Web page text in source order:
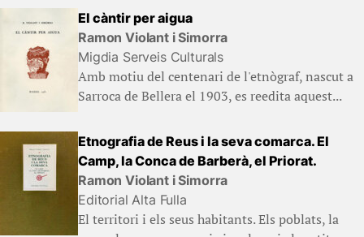
El càntir per aigua
Ramon Violant i Simorra
Migdia Serveis Culturals
Amb motiu del centenari de l'etnògraf, nascut a
Sarroca de Bellera el 1903, es reedita aquest...
Etnografia de Reus i la seva comarca. El
Camp, la Conca de Barberà, el Priorat.
Ramon Violant i Simorra
Editorial Alta Fulla
El territori i els seus habitants. Els poblats, la